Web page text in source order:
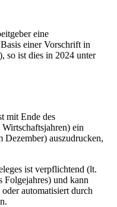
eine
einer Vorschrift in
so ist dies in 2024 unter
mit Ende des
ein
Dezember) auszudrucken,
ist verpflichtend (lt.
Folgejahres) und kann
automatisiert durch